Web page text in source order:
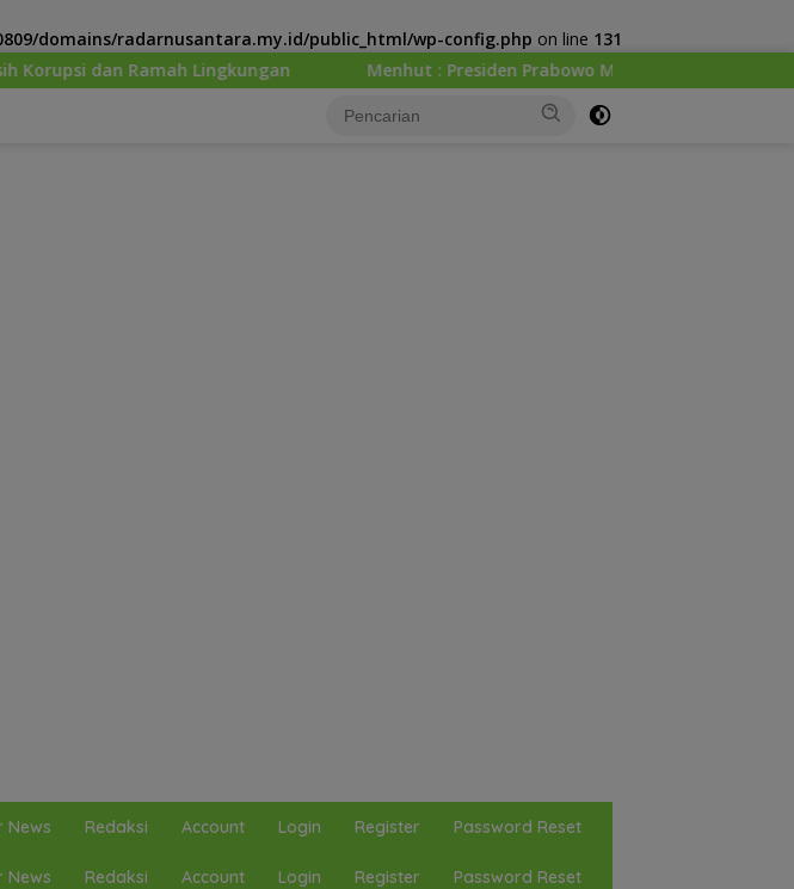
domains/radarnusantara.my.id/public_html/wp-config.php on line 131
Lingkungan Menhut : Presiden Prabowo Minta Kemenhut Bangun Tata Kelola
News Redaksi Account Login Register Password Reset
News Redaksi Account Login Register Password Reset